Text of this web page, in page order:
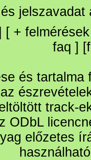
[ + felmérések
faq ] [
és
track-
ODbL
előzetes